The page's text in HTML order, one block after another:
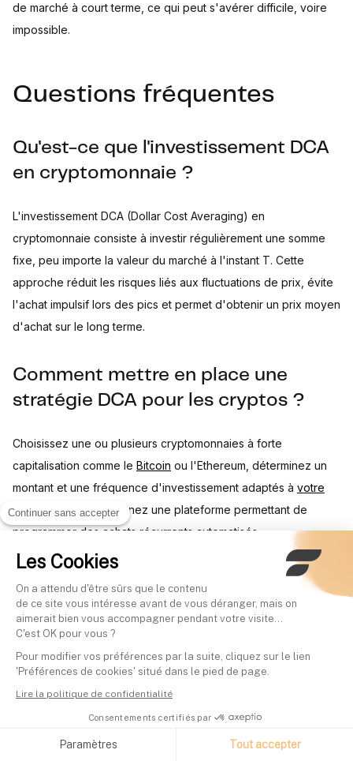
Continuer sans accepter
Les Cookies
On a attendu d'être sûrs que le contenu
de ce site vous intéresse avant de vous déranger, mais on
aimerait bien vous accompagner pendant votre visite...
C'est OK pour vous ?
Pour modifier vos préférences par la suite, cliquez sur le lien
'Préférences de cookies' situé dans le pied de page.
Lire la politique de confidentialité
Consentements certifiés par
Paramètres Tout accepter
de marché à court terme, ce qui peut s'avérer difficile, voire
impossible.
Questions fréquentes
Qu'est-ce que l'investissement DCA
en cryptomonnaie ?
L'investissement DCA (Dollar Cost Averaging) en
cryptomonnaie consiste à investir régulièrement une somme
fixe, peu importe la valeur du marché à l'instant T. Cette
approche réduit les risques liés aux fluctuations de prix, évite
l'achat impulsif lors des pics et permet d'obtenir un prix moyen
d'achat sur le long terme.
Comment mettre en place une
stratégie DCA pour les cryptos ?
Choisissez une ou plusieurs cryptomonnaies à forte
capitalisation comme le Bitcoin ou l'Ethereum, déterminez un
montant et une fréquence d'investissement adaptés à votre
budget, puis sélectionnez une plateforme permettant de
programmer des achats récurrents automatisés.
Comment suivre et gérer son
portefeuille de cryptos en DCA ?
centraliser vos positions sur différentes plateformes, ajustez
régulièrement vos montants investis selon l'évolution du
marché, et sécurisez vos cryptos sur un hardware wallet
Trezor ) pour les protéger des attaques en ligne.